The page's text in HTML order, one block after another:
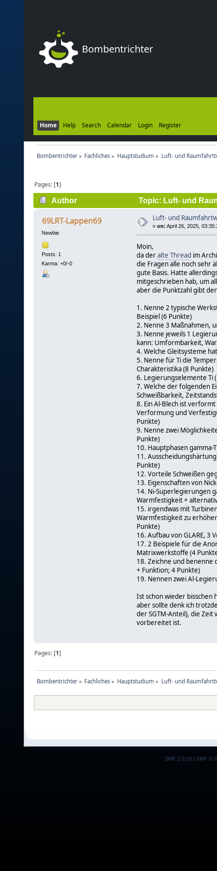
Bombentrichter
Home Help Search Calendar Login Register
Bombentrichter» Fachliches » Hauptstudium » Luft- und
Pages: [1]
Author
Topic: Luft- und
69LRT-Lappen69
Newbie
Posts: 1
Karma: +0/-0
Luft- und
« on: April 26, 2025,
Moin,
da deralte Thread im
die Fragen alle noch sehr
gute Basis. Hatte
mitgeschrieben hab, um
aber die Punktzahl gibt
1. Nenne 2 typische
Beispiel (6 Punkte)
2. Nenne 3 Maßnahmen,
3. Nenne jeweils 1
kann: Umformbarkeit,
4. Welche Gleitsysteme
5. Nenne für Ti die
Charakteristika (8 Punkte)
6. Legierungselemente Ti
7. Welche der folgenden
Schweißbarkeit,
8. Ein Al-Blech ist
Verformung und
Punkte)
9. Nenne zwei
Punkte)
10. Hauptphasen gamma-
11.
Punkte)
12. Vorteile Schweißen
13. Eigenschaften von
14. Ni-Superlegierungen
Warmfestigkeit +
15. irgendwas mit
Warmfestigkeit zu
Punkte)
16. Aufbau von GLARE, 3
17. 2 Beispiele für die
Matrixwerkstoffe (4
18. Zeichne und benenne
+ Funktion; 4 Punkte)
19. Nennen zwei Al-
Ist schon wieder bisschen
aber sollte denk ich
der SGTM-Anteil), die Zeit
vorbereitet ist.
Pages: [1]
Bombentrichter» Fachliches » Hauptstudium » Luft- und
SMF 2.0.19 | SMF ©